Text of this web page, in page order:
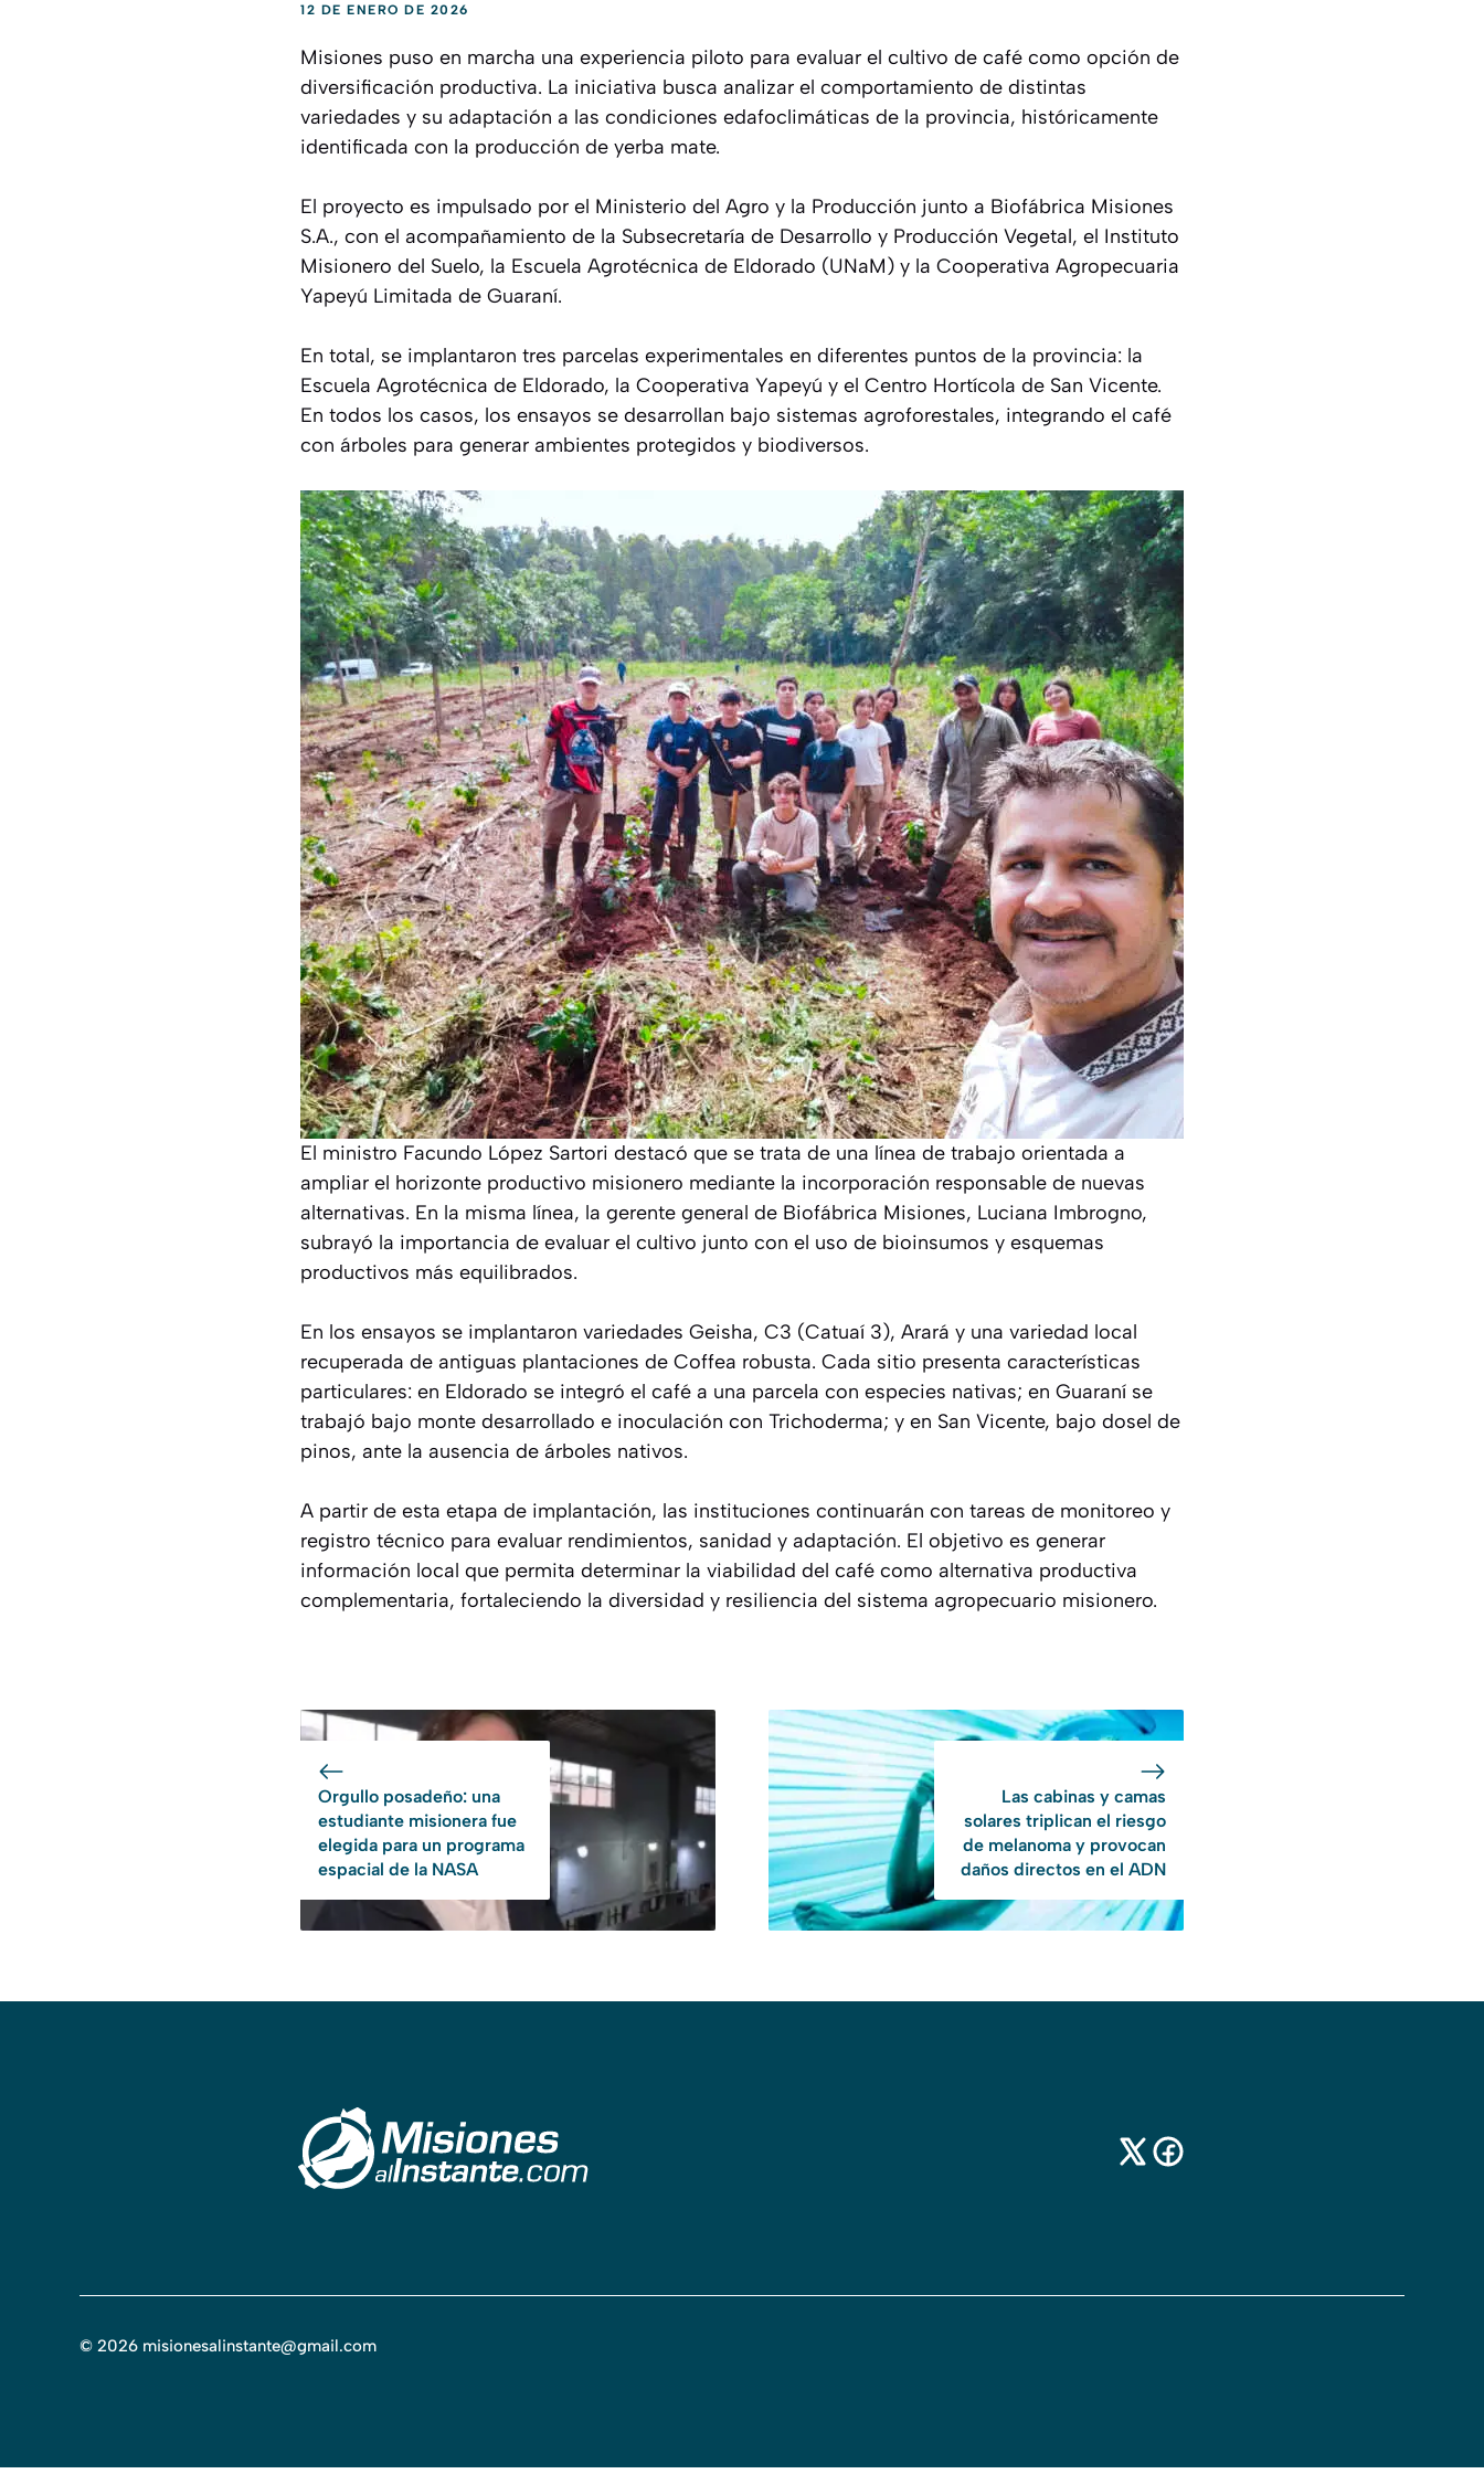
12 DE ENERO DE 2026
Misiones puso en marcha una experiencia piloto para evaluar el cultivo de café como opción de
diversificación productiva. La iniciativa busca analizar el comportamiento de distintas
variedades y su adaptación a las condiciones edafoclimáticas de la provincia, históricamente
identificada con la producción de yerba mate.
El proyecto es impulsado por el Ministerio del Agro y la Producción junto a Biofábrica Misiones
S.A., con el acompañamiento de la Subsecretaría de Desarrollo y Producción Vegetal, el Instituto
Misionero del Suelo, la Escuela Agrotécnica de Eldorado (UNaM) y la Cooperativa Agropecuaria
Yapeyú Limitada de Guaraní.
En total, se implantaron tres parcelas experimentales en diferentes puntos de la provincia: la
Escuela Agrotécnica de Eldorado, la Cooperativa Yapeyú y el Centro Hortícola de San Vicente.
En todos los casos, los ensayos se desarrollan bajo sistemas agroforestales, integrando el café
con árboles para generar ambientes protegidos y biodiversos.
El ministro Facundo López Sartori destacó que se trata de una línea de trabajo orientada a
ampliar el horizonte productivo misionero mediante la incorporación responsable de nuevas
alternativas. En la misma línea, la gerente general de Biofábrica Misiones, Luciana Imbrogno,
subrayó la importancia de evaluar el cultivo junto con el uso de bioinsumos y esquemas
productivos más equilibrados.
En los ensayos se implantaron variedades Geisha, C3 (Catuaí 3), Arará y una variedad local
recuperada de antiguas plantaciones de Coffea robusta. Cada sitio presenta características
particulares: en Eldorado se integró el café a una parcela con especies nativas; en Guaraní se
trabajó bajo monte desarrollado e inoculación con Trichoderma; y en San Vicente, bajo dosel de
pinos, ante la ausencia de árboles nativos.
A partir de esta etapa de implantación, las instituciones continuarán con tareas de monitoreo y
registro técnico para evaluar rendimientos, sanidad y adaptación. El objetivo es generar
información local que permita determinar la viabilidad del café como alternativa productiva
complementaria, fortaleciendo la diversidad y resiliencia del sistema agropecuario misionero.
Orgullo posadeño: una
estudiante misionera fue
elegida para un programa
espacial de la NASA
Las cabinas y camas
solares triplican el riesgo
de melanoma y provocan
daños directos en el ADN
© 2026 misionesalinstante@gmail.com